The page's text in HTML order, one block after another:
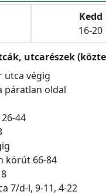
Kedd
16-20
utcarészek
utca végig
páratlan oldal
44
körút 66-84
7/d-l, 9-11, 4-22